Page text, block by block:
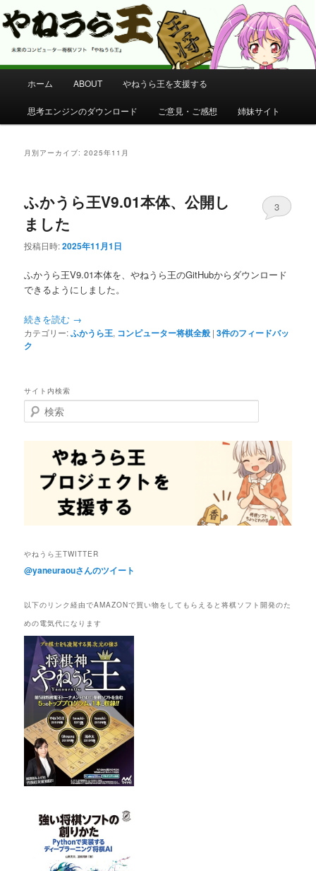
やねうら王 公式サイト
コンピューター将棋 やねうら王 公式サイト
メ
メ
イ
ン
ツ
へ
動
サ
ブ
テ
へ
移
ホーム ABOUT やねうら王を支援する
思考エンジンのダウンロード ご意見・ご感想 姉妹サイト
月別アーカイブ:2025年11月
ふかうら王V9.01本体、公開し
ました
投稿日時:2025年11月1日
3
ふかうら王V9.01本体を、やねうら王のGitHubからダウンロード
できるようにしました。
続きを読む →
カテゴリー:ふかうら王, コンピューター将棋全般 |3件のフィードバッ
ク
サイト内検索
検
索
やねうら王TWITTER
@yaneuraouさんのツイート
以下のリンク経由でAMAZONで買い物をしてもらえると将棋ソフト開発のた
めの電気代になります